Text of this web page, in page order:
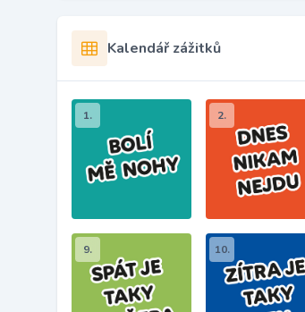
Kalendář zážitků
1. 2.
9. 10.